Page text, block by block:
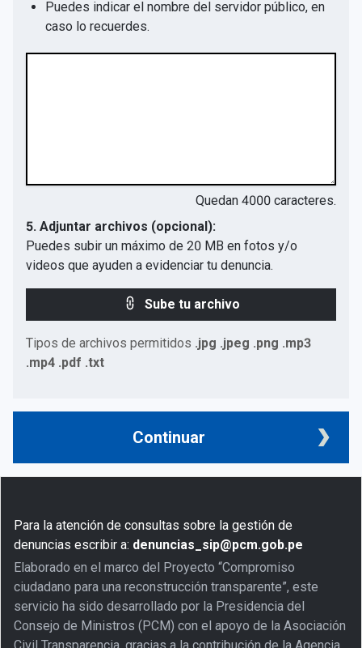
Puedes indicar el nombre del servidor público, en
caso lo recuerdes.
Quedan 4000 caracteres.
5. Adjuntar archivos (opcional):
Puedes subir un máximo de 20 MB en fotos y/o
videos que ayuden a evidenciar tu denuncia.
Sube tu archivo
Tipos de archivos permitidos .jpg .jpeg .png .mp3
.mp4 .pdf .txt
Continuar
Para la atención de consultas sobre la gestión de
denuncias escribir a: denuncias_sip@pcm.gob.pe
Elaborado en el marco del Proyecto “Compromiso
ciudadano para una reconstrucción transparente”, este
servicio ha sido desarrollado por la Presidencia del
Consejo de Ministros (PCM) con el apoyo de la Asociación